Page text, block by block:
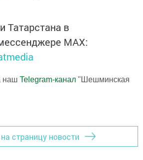
Татарстана в
MАХ:
наш Telegram-канал "Шешминская
страницу новости